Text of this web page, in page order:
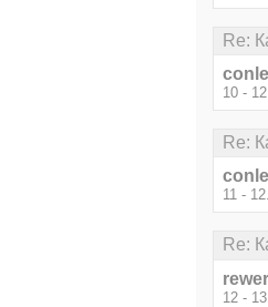
Re:
10 -
Re:
11 -
Re:
12 -